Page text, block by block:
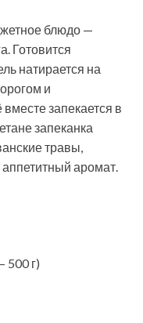
блюдо —
Готовится
натирается на
и
запекается в
запеканка
травы,
аромат.
500 г)